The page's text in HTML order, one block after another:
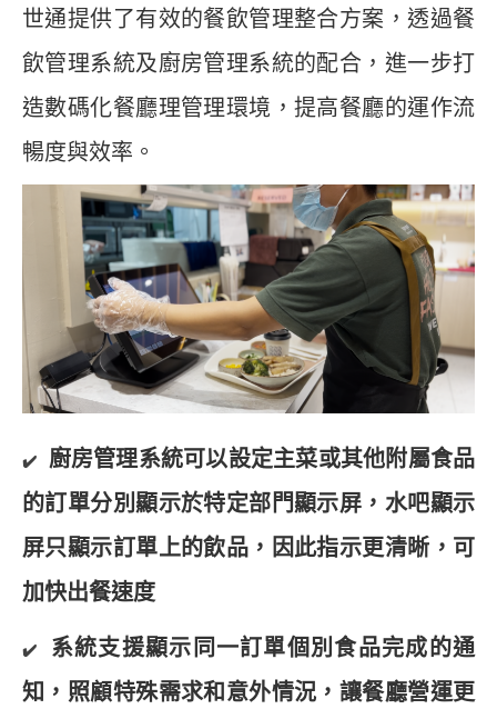
世通提供了有效的餐飲管理整合方案，透過餐
飲管理系統及廚房管理系統的配合，進一步打
造數碼化餐廳理管理環境，提高餐廳的運作流
暢度與效率。
✔️
廚房管理系統可以設定主菜或其他附屬食品
的訂單分別顯示於特定部門顯示屏，水吧顯示
屏只顯示訂單上的飲品，因此指示更清晰，可
加快出餐速度
✔️
系統支援顯示同一訂單個別食品完成的通
知，照顧特殊需求和意外情況，讓餐廳營運更